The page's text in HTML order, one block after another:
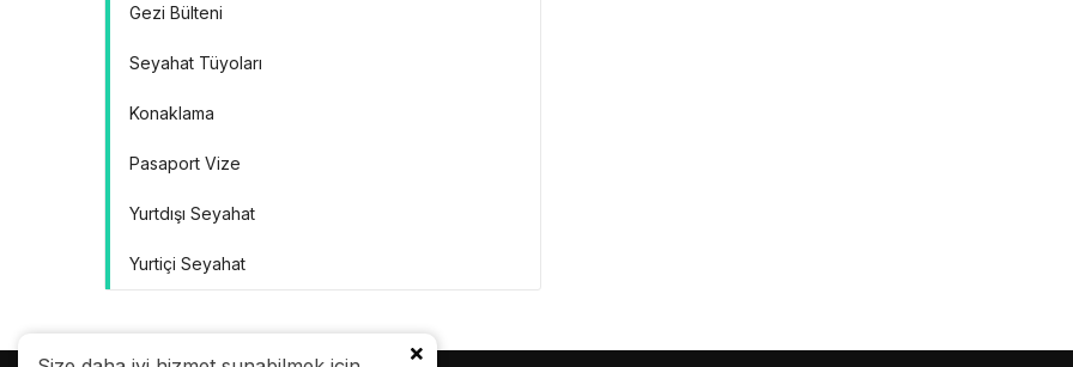
Gezi Bülteni
Seyahat Tüyoları
Konaklama
Pasaport Vize
Yurtdışı Seyahat
Yurtiçi Seyahat